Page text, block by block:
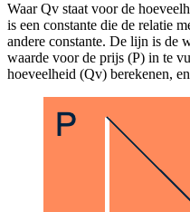
Waar Qv staat voor de
is een constante die de relatie
andere constante. De lijn is de
waarde voor de prijs (P) in te
hoeveelheid (Qv) berekenen,